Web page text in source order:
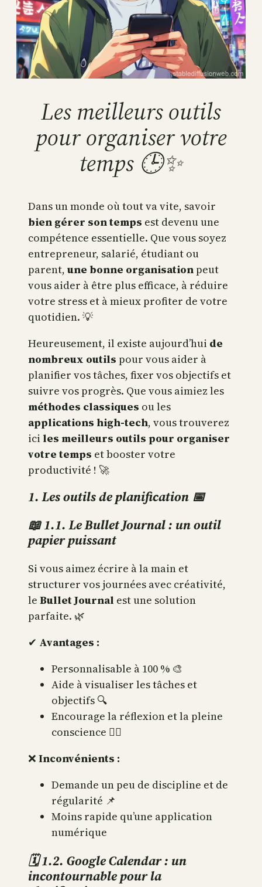
Les meilleurs outils
pour organiser votre
temps 🕒✨
Dans un monde où tout va vite, savoir
bien gérer son temps est devenu une
compétence essentielle. Que vous soyez
entrepreneur, salarié, étudiant ou
parent, une bonne organisation peut
vous aider à être plus efficace, à réduire
votre stress et à mieux profiter de votre
quotidien. 💡
Heureusement, il existe aujourd’hui de
nombreux outils pour vous aider à
planifier vos tâches, fixer vos objectifs et
suivre vos progrès. Que vous aimiez les
méthodes classiques ou les
applications high-tech, vous trouverez
ici les meilleurs outils pour organiser
votre temps et booster votre
productivité ! 🚀
1. Les outils de planification 📅
📖 1.1. Le Bullet Journal : un outil
papier puissant
Si vous aimez écrire à la main et
structurer vos journées avec créativité,
le Bullet Journal est une solution
parfaite. 🌿
✔ Avantages :
Personnalisable à 100 % 🎨
Aide à visualiser les tâches et
objectifs 🔍
Encourage la réflexion et la pleine
conscience 🧘‍♂️
❌ Inconvénients :
Demande un peu de discipline et de
régularité 📌
Moins rapide qu’une application
numérique
🗓 1.2. Google Calendar : un
incontournable pour la